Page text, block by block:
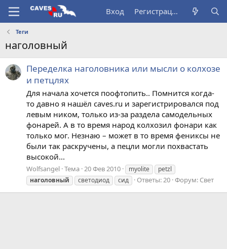
Вход Регистрация
Теги
наголовный
Переделка наголовника или мысли о колхозе
и петцлях
Для начала хочется поофтопить.. Помнится когда-
то давно я нашёл caves.ru и зарегистрировался под
левым ником, только из-за раздела самодельных
фонарей. А в то время народ колхозил фонари как
только мог. Незнаю – может в то время фениксы не
были так раскручены, а пецли могли похвастать
высокой...
Wolfsangel Тема 20 Фев 2010 myolite
petzl
наголовный
светодиод сид Ответы: 20 Форум: Свет